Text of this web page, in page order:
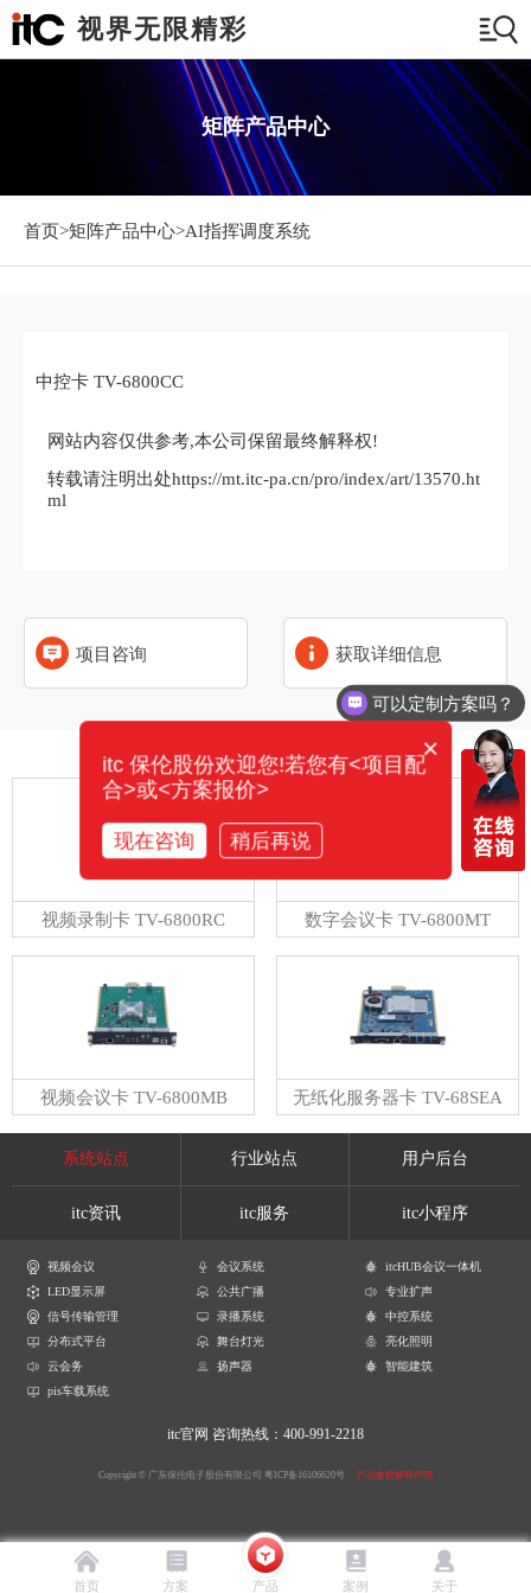
视界无限精彩
矩阵产品中心
首页>矩阵产品中心>AI指挥调度系统
中控卡 TV-6800CC
网站内容仅供参考,本公司保留最终解释权!
转载请注明出处https://mt.itc-pa.cn/pro/index/art/13570.ht
ml
项目咨询 获取详细信息
相关产品
视频录制卡 TV-6800RC 数字会议卡 TV-6800MT
视频会议卡 TV-6800MB 无纸化服务器卡 TV-68SEA
系统站点 行业站点 用户后台
itc资讯 itc服务 itc小程序
视频会议 会议系统
itcHUB会议一体机
LED显示屏
公共广播
专业扩声
信号传输管理
录播系统
中控系统
分布式平台
舞台灯光
亮化照明
云会务
扬声器
智能建筑
pis车载系统
itc官网 咨询热线：400-991-2218
Copyright © 广东保伦电子股份有限公司 粤ICP备16106620号 产品参数解释声明
首页 方案 产品 案例 关于
可以定制方案吗？
×
itc 保伦股份欢迎您!若您有<项目配
合>或<方案报价>
现在咨询 稍后再说